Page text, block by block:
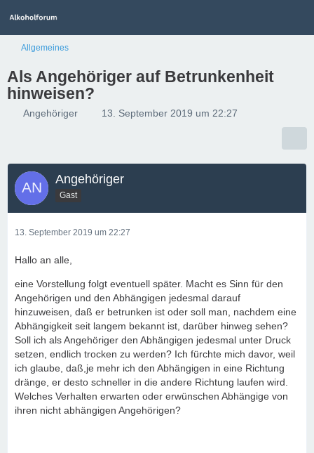
Allgemeines
Als Angehöriger auf Betrunkenheit
hinweisen?
Angehöriger 13. September 2019 um 22:27
Angehöriger
Gast
13. September 2019 um 22:27
Hallo an alle,
eine Vorstellung folgt eventuell später. Macht es Sinn für den
Angehörigen und den Abhängigen jedesmal darauf
hinzuweisen, daß er betrunken ist oder soll man, nachdem eine
Abhängigkeit seit langem bekannt ist, darüber hinweg sehen?
Soll ich als Angehöriger den Abhängigen jedesmal unter Druck
setzen, endlich trocken zu werden? Ich fürchte mich davor, weil
ich glaube, daß,je mehr ich den Abhängigen in eine Richtung
dränge, er desto schneller in die andere Richtung laufen wird.
Welches Verhalten erwarten oder erwünschen Abhängige von
ihren nicht abhängigen Angehörigen?